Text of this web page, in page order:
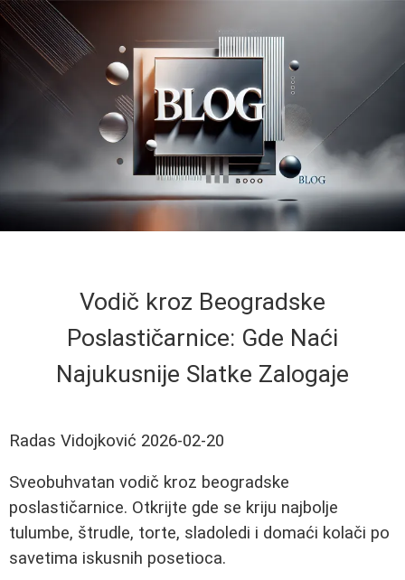
Vodič kroz Beogradske
Poslastičarnice: Gde Naći
Najukusnije Slatke Zalogaje
Radas Vidojković 2026-02-20
Sveobuhvatan vodič kroz beogradske
poslastičarnice. Otkrijte gde se kriju najbolje
tulumbe, štrudle, torte, sladoledi i domaći kolači po
savetima iskusnih posetioca.